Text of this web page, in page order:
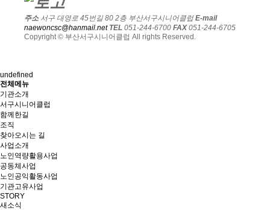
주소서구 대영로 45번길 80 2층 부산서구시니어클럽 E-mail
naewoncsc@hanmail.net TEL 051-244-6700 FAX051-244-6705
Copyright © 부산서구시니어클럽 All rights Reserved.
undefined
전체메뉴
기관소개
서구시니어클럽
함께한길
조직
찾아오시는 길
사업소개
노인역량활용사업
공동체사업
노인공익활동사업
기관고유사업
STORY
새소식